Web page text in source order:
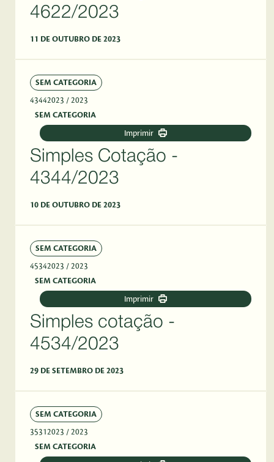
4622/2023
11 DE OUTUBRO DE 2023
SEM CATEGORIA
43442023 / 2023
SEM CATEGORIA
Imprimir
Simples Cotação -
4344/2023
10 DE OUTUBRO DE 2023
SEM CATEGORIA
45342023 / 2023
SEM CATEGORIA
Imprimir
Simples cotação -
4534/2023
29 DE SETEMBRO DE 2023
SEM CATEGORIA
35312023 / 2023
SEM CATEGORIA